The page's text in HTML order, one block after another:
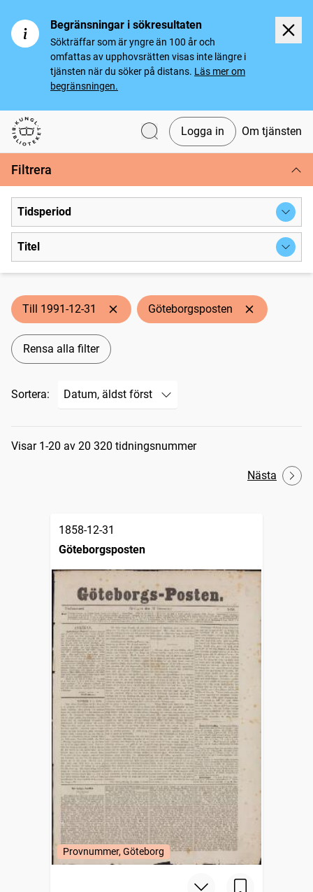
Begränsningar i sökresultaten
Sökträffar som är yngre än 100 år och
omfattas av upphovsrätten visas inte längre i
tjänsten när du söker på distans. Läs mer om
begränsningen.
Svenska tidningar
Logga in Om tjänsten
Filtrera
Tidsperiod
Titel
Till 1991-12-31 Göteborgsposten
Rensa alla filter
Sortera:
Sökresultat
Visar 1-20 av 20 320 tidningsnummer
Nästa
1858-12-31
Göteborgsposten
Provnummer, Göteborg